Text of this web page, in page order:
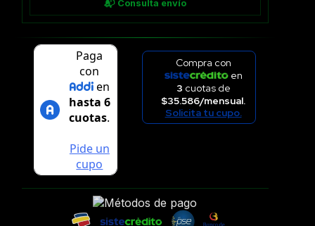
📬 Consulta envío
Compra con
en
3 cuotas de
$35.586/mensual.
Solicita tu cupo.